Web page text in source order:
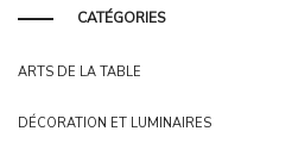
CATÉGORIES
ARTS DE LA TABLE
DÉCORATION ET LUMINAIRES